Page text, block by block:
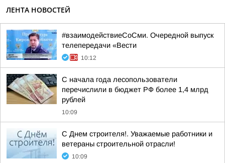
ЛЕНТА НОВОСТЕЙ
#взаимодействиеСоСми. Очередной выпуск
телепередачи «Вести
10:12
С начала года лесопользователи
перечислили в бюджет РФ более 1,4 млрд
рублей
10:09
С Днем строителя!. Уважаемые работники и
ветераны строительной отрасли!
10:09